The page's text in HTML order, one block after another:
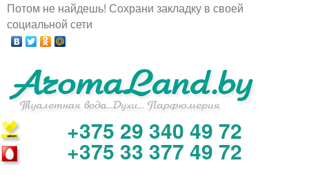
Перейти
к
содержанию
Потом не найдешь! Сохрани закладку в своей
социальной сети
И
н
+375 29 340 49 72
+375 33 377 49 72